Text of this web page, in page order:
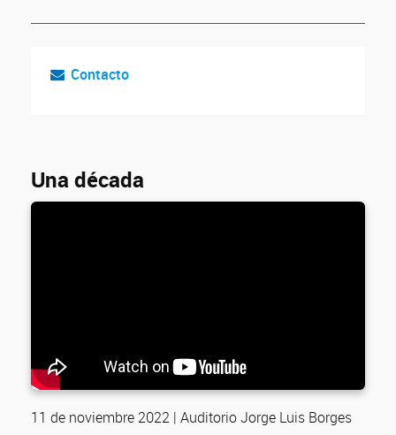
Contacto
Una década
11 de noviembre 2022 | Auditorio Jorge Luis Borges